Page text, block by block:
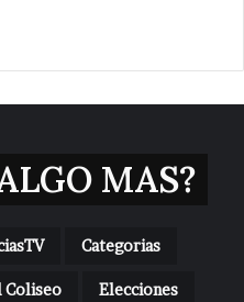
MAS?
Categorias
Coliseo Elecciones